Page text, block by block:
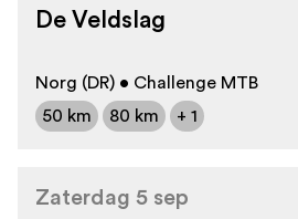
De Veldslag
Norg (DR) • Challenge MTB
50 km
80 km + 1
Zaterdag 5 sep